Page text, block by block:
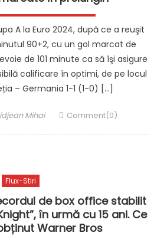
A la Euro 2024, după ce a reuşit
90+2, cu un gol marcat de
de 101 minute ca să îşi asigure
calificare în optimi, de pe locul
– Germania 1-1 (1-0) […]
Mihai Comment(0)
Flux-Stiri
de box office stabilit
în urmă cu 15 ani. Ce
Warner Bros